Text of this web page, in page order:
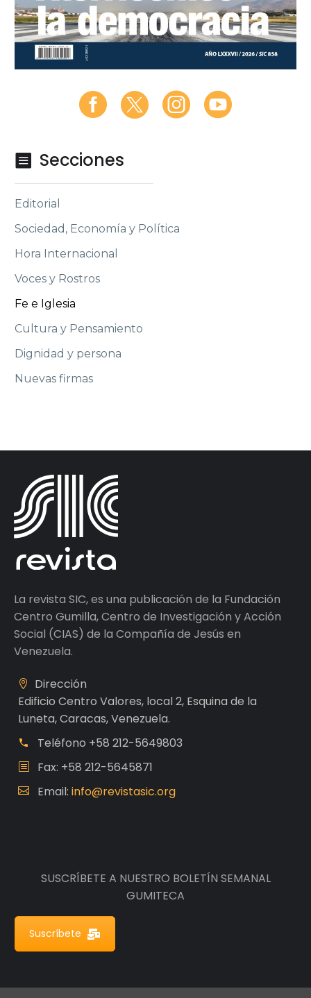
 Secciones
Editorial
Sociedad, Economía y Política
Hora Internacional
Voces y Rostros
Fe e Iglesia
Cultura y Pensamiento
Dignidad y persona
Nuevas firmas
La revista SIC, es una publicación de la Fundación
Centro Gumilla, Centro de Investigación y Acción
Social (CIAS) de la Compañía de Jesús en
Venezuela.
Dirección
Edificio Centro Valores, local 2, Esquina de la
Luneta, Caracas, Venezuela.
Teléfono +58 212-5649803
Fax: +58 212-5645871
Email: info@revistasic.org
SUSCRÍBETE A NUESTRO BOLETÍN SEMANAL
GUMITECA
Suscríbete